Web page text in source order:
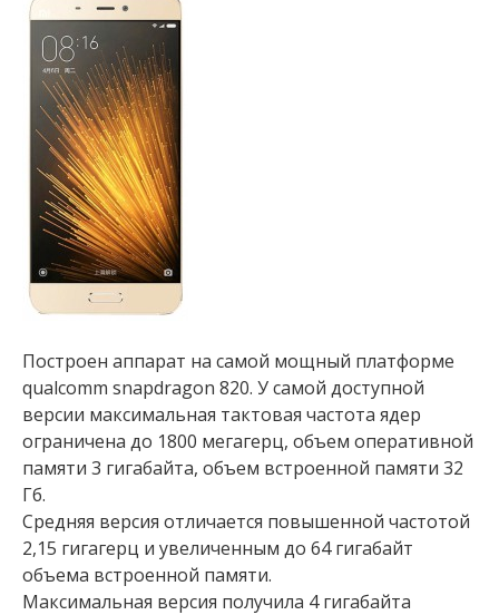
Построен аппарат на самой мощный платформе
qualcomm snapdragon 820. У самой доступной
версии максимальная тактовая частота ядер
ограничена до 1800 мегагерц, объем оперативной
памяти 3 гигабайта, объем встроенной памяти 32
Гб.
Средняя версия отличается повышенной частотой
2,15 гигагерц и увеличенным до 64 гигабайт
объема встроенной памяти.
Максимальная версия получила 4 гигабайта